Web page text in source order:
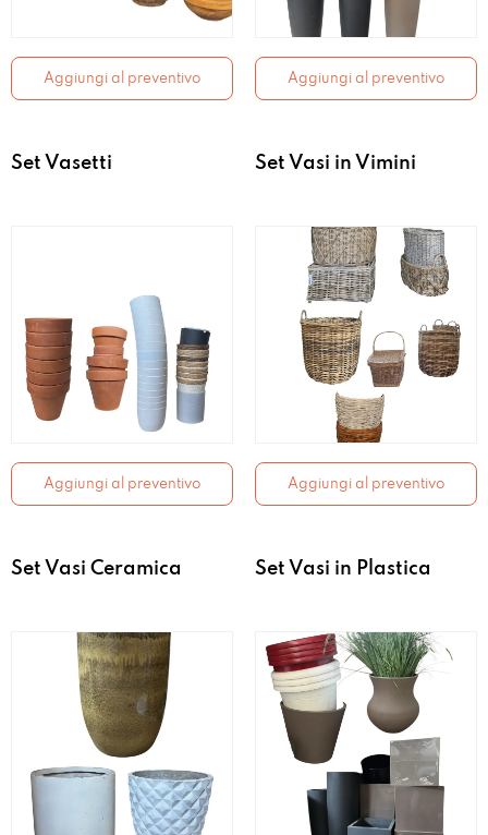
Aggiungi al preventivo Aggiungi al preventivo
Set Vasetti
Aggiungi al preventivo
Set Vasi in Vimini
Aggiungi al preventivo
Set Vasi Ceramica Set Vasi in Plastica